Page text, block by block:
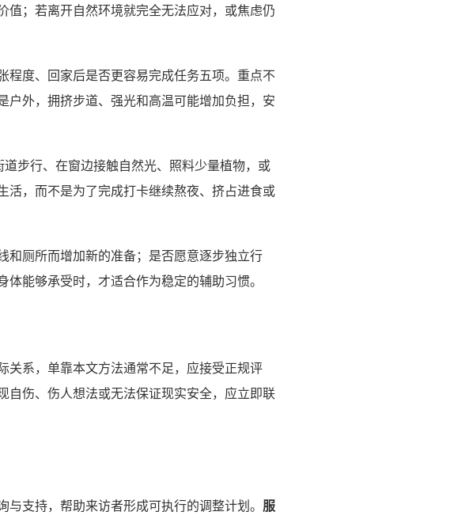
值；若离开自然环境就完全无法应对，或焦虑仍
程度、回家后是否更容易完成任务五项。重点不
户外，拥挤步道、强光和高温可能增加负担，安
步行、在窗边接触自然光、照料少量植物，或
活，而不是为了完成打卡继续熬夜、挤占进食或
和厕所而增加新的准备；是否愿意逐步独立行
能够承受时，才适合作为稳定的辅助习惯。
关系，单靠本文方法通常不足，应接受正规评
自伤、伤人想法或无法保证现实安全，应立即联
支持，帮助来访者形成可执行的调整计划。 服